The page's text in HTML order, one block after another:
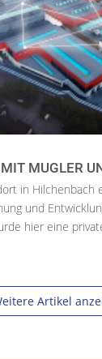
MUGLER
in Hilchenbach
und
hier eine
Artikel